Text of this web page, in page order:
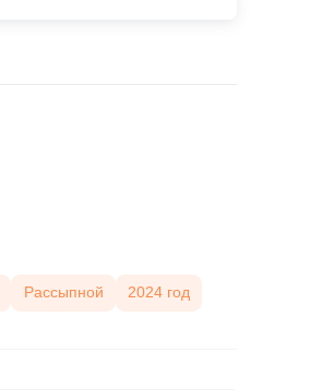
Рассыпной 2024 год